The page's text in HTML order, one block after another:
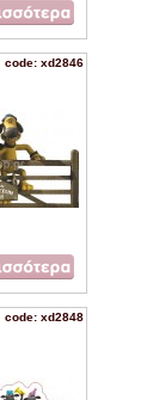
code: xd2846
code: xd2848